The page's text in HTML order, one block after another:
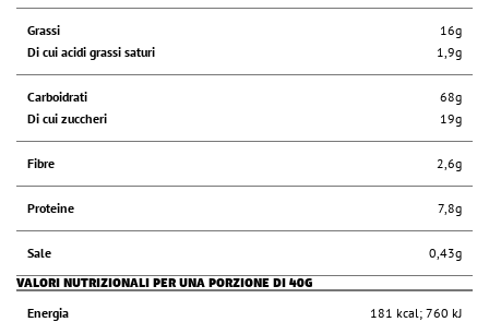
Grassi
Di cui acidi grassi saturi
16g
1,9g
Carboidrati
Di cui zuccheri
68g
19g
Fibre 2,6g
Proteine 7,8g
Sale
0,43g
VALORI NUTRIZIONALI PER UNA PORZIONE DI 40G
Energia
181 kcal; 760 kJ